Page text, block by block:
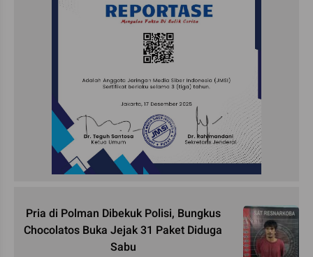
Pria di Polman Dibekuk Polisi, Bungkus
Chocolatos Buka Jejak 31 Paket Diduga
Sabu